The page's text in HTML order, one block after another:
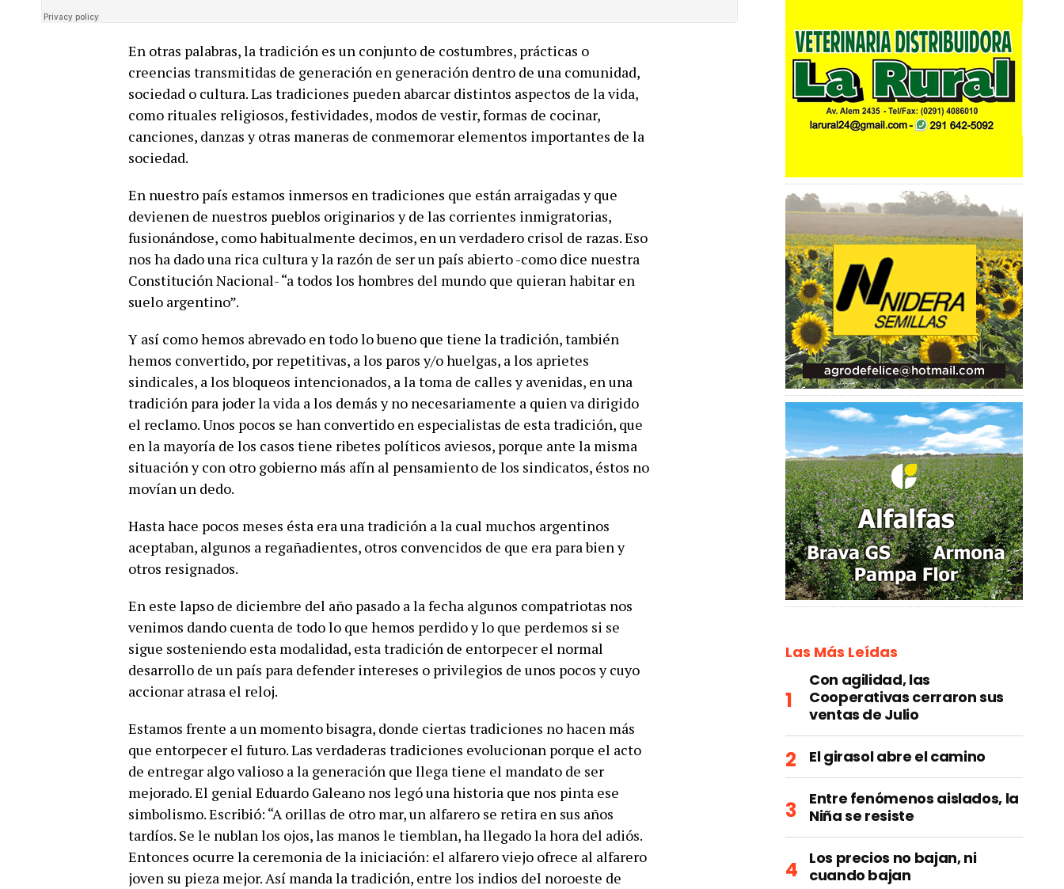
En otras palabras, la tradición es un conjunto de costumbres, prácticas o
creencias transmitidas de generación en generación dentro de una comunidad,
sociedad o cultura. Las tradiciones pueden abarcar distintos aspectos de la vida,
como rituales religiosos, festividades, modos de vestir, formas de cocinar,
canciones, danzas y otras maneras de conmemorar elementos importantes de la
sociedad.
En nuestro país estamos inmersos en tradiciones que están arraigadas y que
devienen de nuestros pueblos originarios y de las corrientes inmigratorias,
fusionándose, como habitualmente decimos, en un verdadero crisol de razas. Eso
nos ha dado una rica cultura y la razón de ser un país abierto -como dice nuestra
Constitución Nacional- “a todos los hombres del mundo que quieran habitar en
suelo argentino”.
Y así como hemos abrevado en todo lo bueno que tiene la tradición, también
hemos convertido, por repetitivas, a los paros y/o huelgas, a los aprietes
sindicales, a los bloqueos intencionados, a la toma de calles y avenidas, en una
tradición para joder la vida a los demás y no necesariamente a quien va dirigido
el reclamo. Unos pocos se han convertido en especialistas de esta tradición, que
en la mayoría de los casos tiene ribetes políticos aviesos, porque ante la misma
situación y con otro gobierno más afín al pensamiento de los sindicatos, éstos no
movían un dedo.
Hasta hace pocos meses ésta era una tradición a la cual muchos argentinos
aceptaban, algunos a regañadientes, otros convencidos de que era para bien y
otros resignados.
En este lapso de diciembre del año pasado a la fecha algunos compatriotas nos
venimos dando cuenta de todo lo que hemos perdido y lo que perdemos si se
sigue sosteniendo esta modalidad, esta tradición de entorpecer el normal
desarrollo de un país para defender intereses o privilegios de unos pocos y cuyo
accionar atrasa el reloj.
Estamos frente a un momento bisagra, donde ciertas tradiciones no hacen más
que entorpecer el futuro. Las verdaderas tradiciones evolucionan porque el acto
de entregar algo valioso a la generación que llega tiene el mandato de ser
mejorado. El genial Eduardo Galeano nos legó una historia que nos pinta ese
simbolismo. Escribió: “A orillas de otro mar, un alfarero se retira en sus años
tardíos. Se le nublan los ojos, las manos le tiemblan, ha llegado la hora del adiós.
Entonces ocurre la ceremonia de la iniciación: el alfarero viejo ofrece al alfarero
joven su pieza mejor. Así manda la tradición, entre los indios del noroeste de
Las Más Leídas
Con agilidad, las
Cooperativas cerraron sus
ventas de Julio
El girasol abre el camino
Entre fenómenos aislados, la
Niña se resiste
Los precios no bajan, ni
cuando bajan